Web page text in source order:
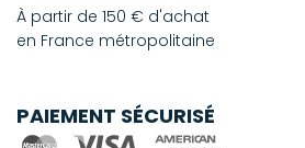
À partir de 150 € d'achat
en France métropolitaine
PAIEMENT SÉCURISÉ